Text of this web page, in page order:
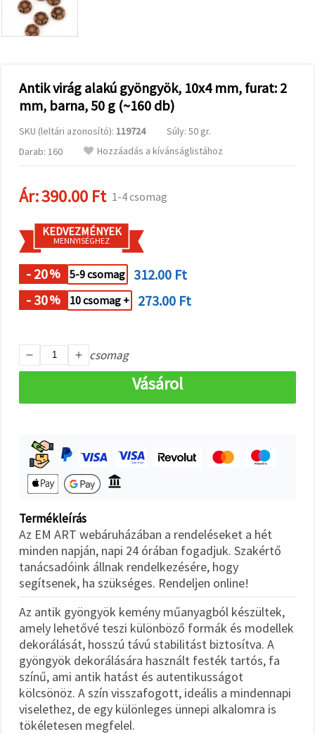
valamint
relevánsabb
tartalmat
és
beleértve
analitikai és
marketingpartnereink
Az "Összes
elfogadása"
gombra
elfogadhatja
az összes
Beállításokban
megadhatja
az adott
típusú sütik
kiválasztásával
Fogadja
Antik virág alakú gyöngyök, 10x4 mm, furat: 2
mm, barna, 50 g (~160 db)
SKU (leltári azonosító): 119724
Súly: 50 gr.
Darab: 160
Hozzáadás a kívánságlistához
Ár:390.00 Ft 1-4 csomag
KEDVEZMÉNYEK
MENNYISÉGHEZ
- 20% 5-9 csomag
312.00 Ft
- 30% 10 csomag + 273.00 Ft
csomag
Vásárol
Termékleírás
Az EM ART webáruházában a rendeléseket a hét
minden napján, napi 24 órában fogadjuk. Szakértő
tanácsadóink állnak rendelkezésére, hogy
segítsenek, ha szükséges. Rendeljen online!
Az antik gyöngyök kemény műanyagból készültek,
amely lehetővé teszi különböző formák és modellek
dekorálását, hosszú távú stabilitást biztosítva. A
gyöngyök dekorálására használt festék tartós, fa
színű, ami antik hatást és autentikusságot
kölcsönöz. A szín visszafogott, ideális a mindennapi
viselethez, de egy különleges ünnepi alkalomra is
tökéletesen megfelel.